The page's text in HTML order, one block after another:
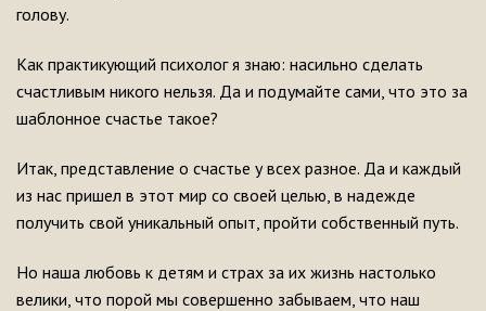
голову.
Как практикующий психолог я знаю: насильно сделать
счастливым никого нельзя. Да и подумайте сами, что это за
шаблонное счастье такое?
Итак, представление о счастье у всех разное. Да и каждый
из нас пришел в этот мир со своей целью, в надежде
получить свой уникальный опыт, пройти собственный путь.
Но наша любовь к детям и страх за их жизнь настолько
велики, что порой мы совершенно забываем, что наш